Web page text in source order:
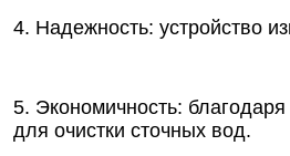
4. Надежность: устройство
5. Экономичность:
для очистки сточных вод.